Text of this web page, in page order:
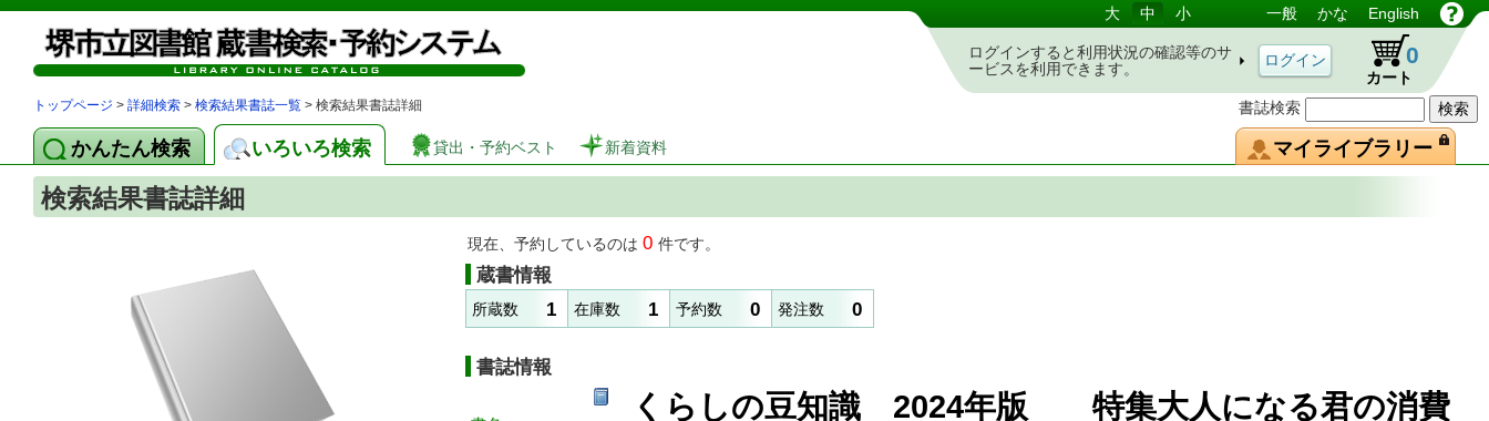
図書館 蔵書検索・予約システム
書誌検索
大 中 小 一般 かな English
ログインすると利用状況の確認等のサ
ービスを利用できます。
カート
0
トップページ > 詳細検索 > 検索結果書誌一覧 > 検索結果書誌詳細
かんたん検索 いろいろ検索 貸出・予約ベスト 新着資料 マイライブラリー
検索結果書誌詳細
現在、予約しているのは 0 件です。
蔵書情報
所蔵数 1 在庫数 1 予約数 0 発注数 0
書誌情報
くらしの豆知識 2024年版 特集大人になる君の消費